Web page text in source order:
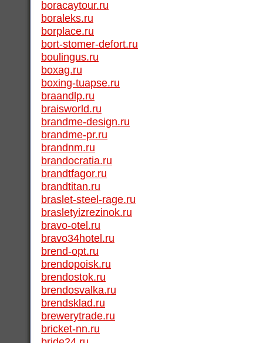
boracaytour.ru
boraleks.ru
borplace.ru
bort-stomer-defort.ru
boulingus.ru
boxag.ru
boxing-tuapse.ru
braandlp.ru
braisworld.ru
brandme-design.ru
brandme-pr.ru
brandnm.ru
brandocratia.ru
brandtfagor.ru
brandtitan.ru
braslet-steel-rage.ru
brasletyizrezinok.ru
bravo-otel.ru
bravo34hotel.ru
brend-opt.ru
brendopoisk.ru
brendostok.ru
brendosvalka.ru
brendsklad.ru
brewerytrade.ru
bricket-nn.ru